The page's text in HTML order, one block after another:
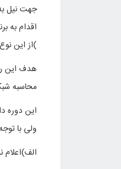
جهت نیل
اقدام به
)از این
هدف این
محاسبه
این دوره
ولی با